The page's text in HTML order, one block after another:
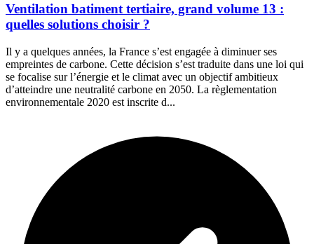
Ventilation batiment tertiaire, grand volume 13 :
quelles solutions choisir ?
Il y a quelques années, la France s’est engagée à diminuer ses
empreintes de carbone. Cette décision s’est traduite dans une loi qui
se focalise sur l’énergie et le climat avec un objectif ambitieux
d’atteindre une neutralité carbone en 2050. La règlementation
environnementale 2020 est inscrite d...